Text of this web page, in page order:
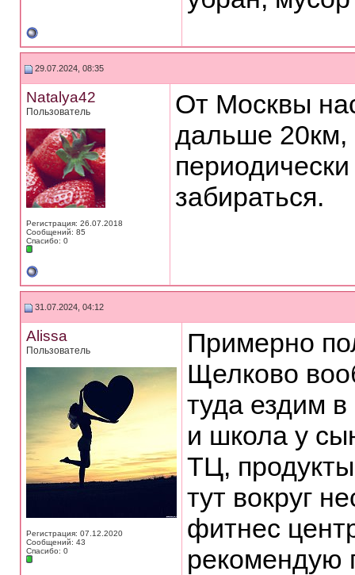
29.07.2024, 08:35
Natalya42
Пользователь
Регистрация: 26.07.2018
Сообщений: 85
Спасибо: 0
От Москвы
дальше 20км,
забираться.
31.07.2024, 04:12
Alissa
Пользователь
Регистрация: 07.12.2020
Сообщений: 43
Спасибо: 0
Примерно
Щелково
туда ездим
и школа у
ТЦ,
тут вокруг
фитнес
рекомендую